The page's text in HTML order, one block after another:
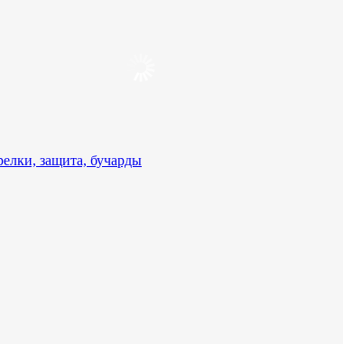
защита, бучарды